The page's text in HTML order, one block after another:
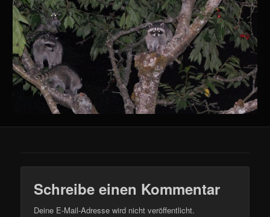
Schreibe einen Kommentar
Deine E-Mail-Adresse wird nicht veröffentlicht.